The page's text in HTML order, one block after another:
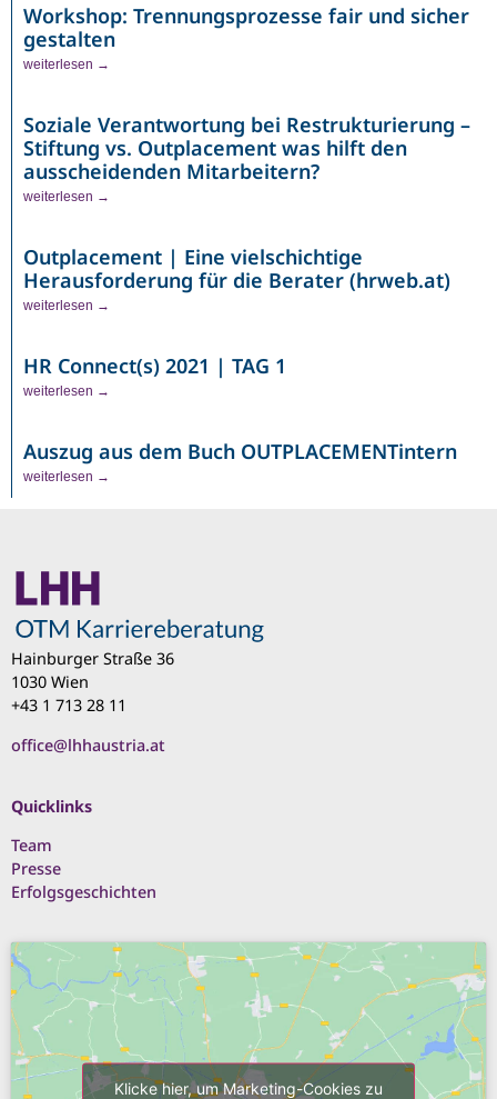
Workshop: Trennungsprozesse fair und sicher
gestalten
weiterlesen →
Soziale Verantwortung bei Restrukturierung –
Stiftung vs. Outplacement was hilft den
ausscheidenden Mitarbeitern?
weiterlesen →
Outplacement | Eine vielschichtige
Herausforderung für die Berater (hrweb.at)
weiterlesen →
HR Connect(s) 2021 | TAG 1
weiterlesen →
Auszug aus dem Buch OUTPLACEMENTintern
weiterlesen →
Hainburger Straße 36
1030 Wien
+43 1 713 28 11
office@lhhaustria.at
Quicklinks
Team
Presse
Erfolgsgeschichten
Klicke hier, um Marketing-Cookies zu